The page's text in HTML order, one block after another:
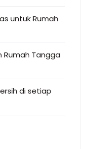
untuk Rumah
Rumah Tangga
di setiap